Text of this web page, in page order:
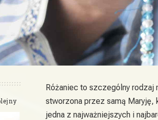
Różaniec to szczególny rodzaj
stworzona przez samą Maryję,
jedna z najważniejszych i